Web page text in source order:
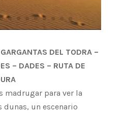
DEL TODRA –
– DADES – RUTA DE
madrugar para ver la
un escenario